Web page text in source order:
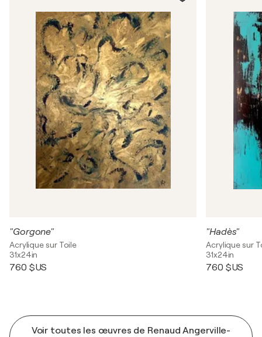
"Gorgone"
Acrylique sur Toile
31x24in
760 $US
"Hadès"
Acrylique sur
31x24in
760 $US
Voir toutes les œuvres de Renaud Angerville-